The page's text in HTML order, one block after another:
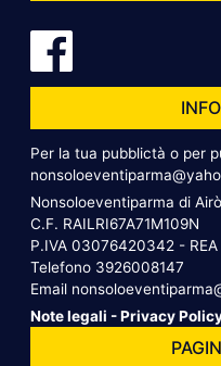
Per la tua pubblictà o per
Nonsoloeventiparma di
C.F. RAILRI67A71M109N
P.IVA 03076420342 -
Telefono 3926008147
Email
Note legali -Privacy